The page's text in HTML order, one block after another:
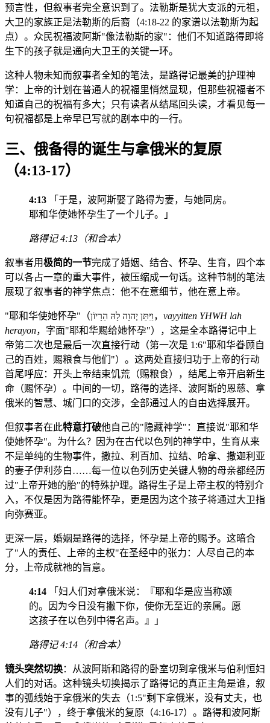
预言性，但叙事者完全意识到了。法勒斯是犹大支派的元祖，
大卫的家族正是法勒斯的后裔（4:18-22 的家谱以法勒斯为起
点）。众民祝福波阿斯"像法勒斯的家"：他们不知道路得即将
生下的孩子就是通向大卫王的关键一环。
这种人物未知而叙事者全知的笔法，是路得记最美的护理神
学：上帝的计划在普通人的祝福里悄然显现，但那些祝福者不
知道自己的祝福有多大；只有读者从结尾回头读，才看见每一
句祝福都是上帝早已写就的剧本中的一行。
三、俄备得的诞生与拿俄米的复原
（4:13-17）
4:13 「于是，波阿斯娶了路得为妻，与她同房。
耶和华使她怀孕生了一个儿子。」
路得记 4:13（和合本）
叙事者用极简的一节完成了婚姻、结合、怀孕、生育，四个本
可以各占一章的重大事件，被压缩成一句话。这种节制的笔法
展现了叙事者的神学焦点：他不在意细节，他在意上帝。
"耶和华使她怀孕"（וַיִּתֵּן יְהוָה לָהּ הֵרָיוֹן， vayyitten YHWH lah
herayon，字面"耶和华赐给她怀孕"），这是全本路得记中上
帝第二次也是最后一次直接行动（第一次是 1:6"耶和华眷顾自
己的百姓，赐粮食与他们"）。这两处直接归功于上帝的行动
首尾呼应：开头上帝结束饥荒（赐粮食），结尾上帝开启新生
命（赐怀孕）。中间的一切，路得的选择、波阿斯的恩慈、拿
俄米的智慧、城门口的交涉，全部通过人的自由选择展开。
但叙事者在此特意打破他自己的"隐藏神学"：直接说"耶和华
使她怀孕"。为什么？因为在古代以色列的神学中，生育从来
不是单纯的生物事件，撒拉、利百加、拉结、哈拿、撒迦利亚
的妻子伊利莎白……每一位以色列历史关键人物的母亲都经历
过"上帝开她的胎"的特殊护理。路得生子是上帝主权的特别介
入，不仅是因为路得能怀孕，更是因为这个孩子将通过大卫指
向弥赛亚。
更深一层，婚姻是路得的选择，怀孕是上帝的赐予。这暗合
了"人的责任、上帝的主权"在圣经中的张力：人尽自己的本
分，上帝成就祂的旨意。
4:14 「妇人们对拿俄米说：『耶和华是应当称颂
的。因为今日没有撇下你，使你无至近的亲属。愿
这孩子在以色列中得名声。』」
路得记 4:14（和合本）
镜头突然切换：从波阿斯和路得的卧室切到拿俄米与伯利恒妇
人们的对话。这种镜头切换揭示了路得记的真正主角是谁，叙
事的弧线始于拿俄米的失去（1:5"剩下拿俄米，没有丈夫，也
没有儿子"），终于拿俄米的复原（4:16-17）。路得和波阿斯